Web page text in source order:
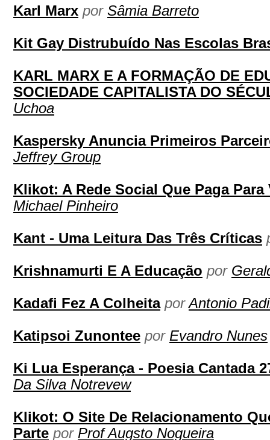
Karl Marx por Sâmia Barreto
Kit Gay Distrubuído Nas Escolas
KARL MARX E A FORMAÇÃO DE
SOCIEDADE CAPITALISTA DO
Uchoa
Kaspersky Anuncia Primeiros
Jeffrey Group
Klikot: A Rede Social Que Paga Para
Michael Pinheiro
Kant - Uma Leitura Das Três Críticas
Krishnamurti E A Educação por
Kadafi Fez A Colheita porAntonio
Katipsoi Zunontee por Evandro Nunes
Ki Lua Esperança - Poesia Cantada
Da Silva Notrevew
Klikot: O Site De Relacionamento
Parte por Prof Augsto Nogueira